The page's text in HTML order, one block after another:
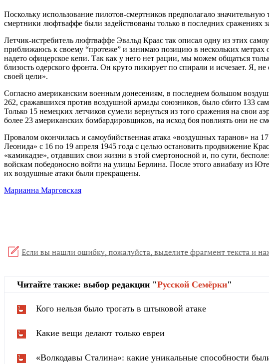
Поскольку использование пилотов-смертников предполагало
смертники люфтваффе были задействованы только в последних сражениях
Летчик-истребитель люфтваффе Эвальд Краас так описал одну из этих
приближаюсь к своему “протеже” и занимаю позицию в нескольких
надето офицерское кепи. Так как у него нет рации, мы можем общаться
близость одерского фронта. Он круто пикирует по спирали и исчезает. Я,
своей цели».
Согласно американским военным донесениям, в последнем большом
262, сражавшихся против воздушной армады союзников, было сбито 133
Только 15 немецких летчиков сумели вернуться из того сражения на свои
более 23 американских бомбардировщиков, на исход боя повлиять они не
Провалом окончилась и самоубийственная атака «воздушных таранов» на
Леонида» с 16 по 19 апреля 1945 года с целью остановить продвижение
«камикадзе», отдавших свои жизни в этой смертоносной и, по сути,
войскам победоносно войти на улицы Берлина. После этого авиабазу из
их воздушные атаки были прекращены.
Марианна Марговская
Читайте также: выбор редакции "Русской Cемёрки"
Кого нельзя было трогать в штыковой атаке
Какие вещи делают только евреи
«Волкодавы Сталина»: какие уникальные способности